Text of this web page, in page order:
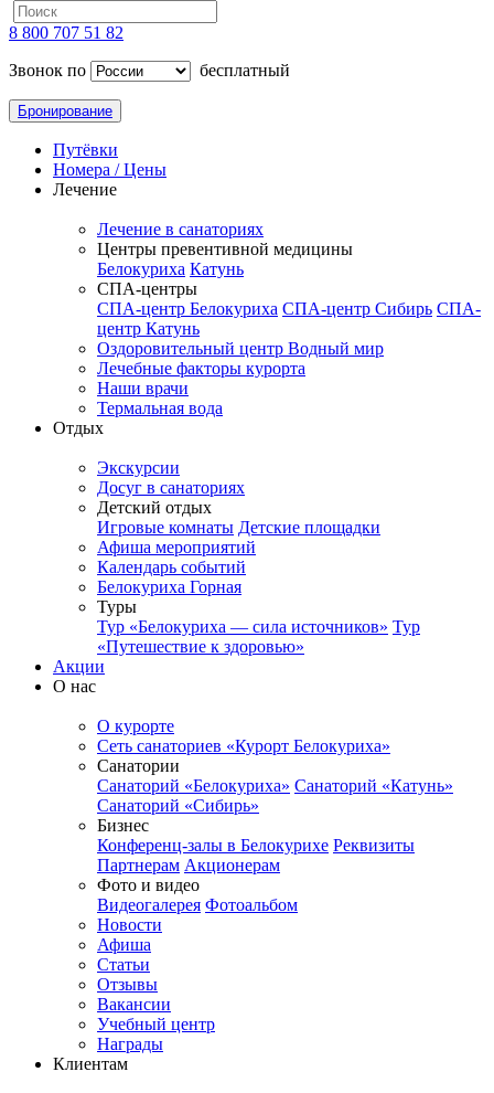
8 800 707 51 82
Звонок по
бесплатный
Бронирование
Путёвки
Номера / Цены
Лечение
Лечение в санаториях
Центры превентивной медицины
Белокуриха Катунь
СПА-центры
СПА-центр Белокуриха СПА-центр Сибирь СПА-
центр Катунь
Оздоровительный центр Водный мир
Лечебные факторы курорта
Наши врачи
Термальная вода
Отдых
Экскурсии
Досуг в санаториях
Детский отдых
Игровые комнаты Детские площадки
Афиша мероприятий
Календарь событий
Белокуриха Горная
Туры
Тур «Белокуриха — сила источников» Тур
«Путешествие к здоровью»
Акции
О нас
О курорте
Сеть санаториев «Курорт Белокуриха»
Санатории
Санаторий «Белокуриха» Санаторий «Катунь»
Санаторий «Сибирь»
Бизнес
Конференц-залы в Белокурихе Реквизиты
Партнерам Акционерам
Фото и видео
Видеогалерея Фотоальбом
Новости
Афиша
Статьи
Отзывы
Вакансии
Учебный центр
Награды
Клиентам